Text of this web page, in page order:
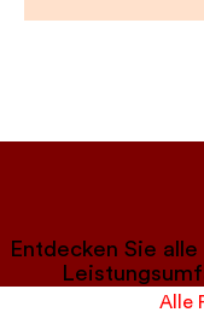
Entdecken Sie
Alle